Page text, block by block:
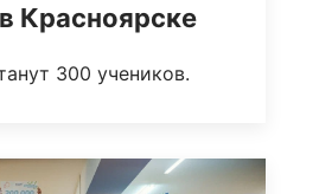
Красноярске
300 учеников.